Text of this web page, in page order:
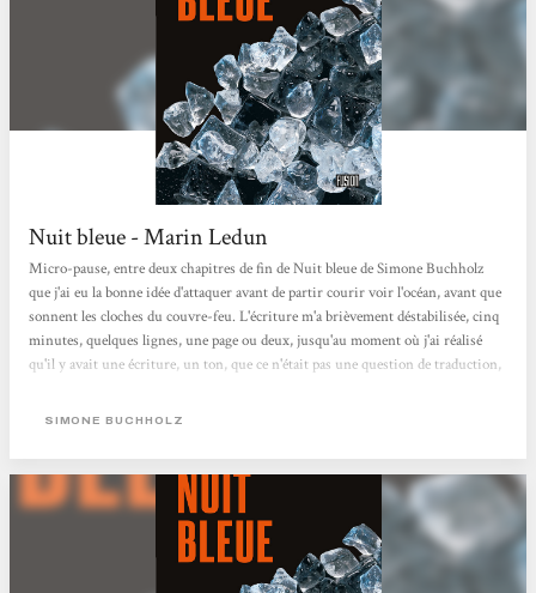
Nuit bleue - Marin Ledun
Micro-pause, entre deux chapitres de fin de Nuit bleue de Simone Buchholz
que j'ai eu la bonne idée d'attaquer avant de partir courir voir l'océan, avant que
sonnent les cloches du couvre-feu. L'écriture m'a brièvement déstabilisée, cinq
minutes, quelques lignes, une page ou deux, jusqu'au moment où j'ai réalisé
qu'il y avait une écriture, un ton, que ce n'était pas une question de traduction,
lâcher depuis. Je me régale. Ce personnage de Chastity Riley est dément,
SIMONE BUCHHOLZ